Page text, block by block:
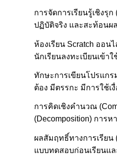
การจัดการเรียนรู้เชิงรุ
ปฏิบัติจริง และสะท้อนผ
ห้องเรียน Scratch ออน
นักเรียนลงทะเบียนเข้า
ทักษะการเขียนโปรแกร
ต้อง มีตรรกะ มีการใช้เ
การคิดเชิงคำนวณ
(Decomposition) การ
ผลสัมฤทธิ์ทางการเรียน
แบบทดสอบก่อนเรียนแล